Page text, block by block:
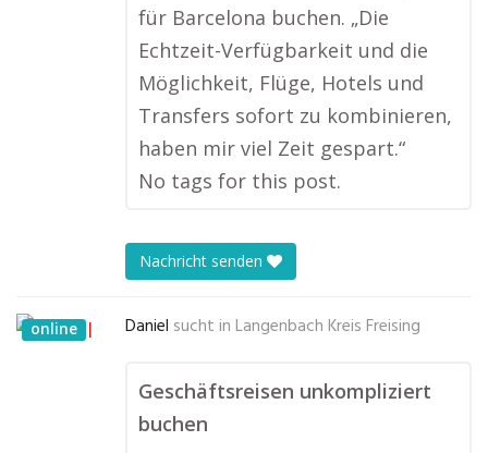
für Barcelona buchen. „Die
Echtzeit-Verfügbarkeit und die
Möglichkeit, Flüge, Hotels und
Transfers sofort zu kombinieren,
haben mir viel Zeit gespart.“
No tags for this post.
Nachricht senden
online Daniel sucht in Langenbach Kreis Freising
Geschäftsreisen unkompliziert
buchen